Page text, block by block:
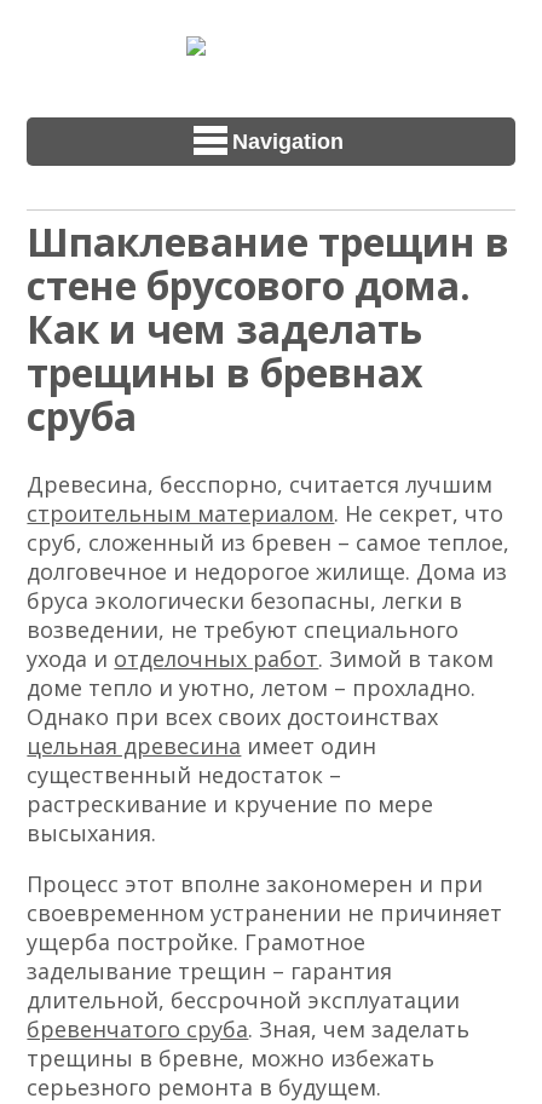
Navigation
Шпаклевание трещин в
стене брусового дома.
Как и чем заделать
трещины в бревнах
сруба
Древесина, бесспорно, считается лучшим
строительным материалом. Не секрет, что
сруб, сложенный из бревен – самое теплое,
долговечное и недорогое жилище. Дома из
бруса экологически безопасны, легки в
возведении, не требуют специального
ухода и отделочных работ. Зимой в таком
доме тепло и уютно, летом – прохладно.
Однако при всех своих достоинствах
цельная древесина имеет один
существенный недостаток –
растрескивание и кручение по мере
высыхания.
Процесс этот вполне закономерен и при
своевременном устранении не причиняет
ущерба постройке. Грамотное
заделывание трещин – гарантия
длительной, бессрочной эксплуатации
бревенчатого сруба. Зная, чем заделать
трещины в бревне, можно избежать
серьезного ремонта в будущем.